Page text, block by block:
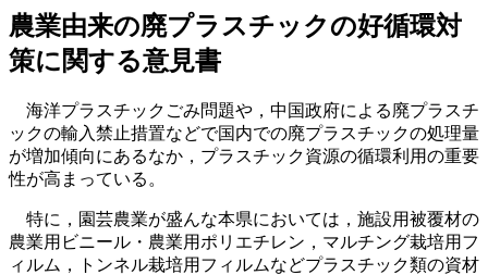
農業由来の廃プラスチックの好循環対
策に関する意見書
海洋プラスチックごみ問題や，中国政府による廃プラスチ
ックの輸入禁止措置などで国内での廃プラスチックの処理量
が増加傾向にあるなか，プラスチック資源の循環利用の重要
性が高まっている。
特に，園芸農業が盛んな本県においては，施設用被覆材の
農業用ビニール・農業用ポリエチレン，マルチング栽培用フ
ィルム，トンネル栽培用フィルムなどプラスチック類の資材